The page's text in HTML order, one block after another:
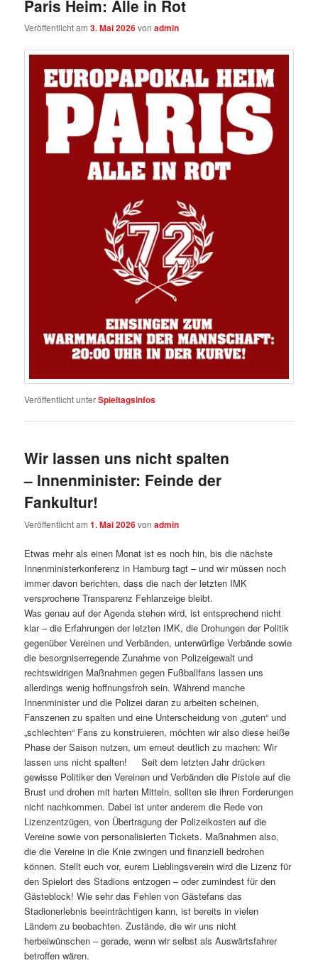
Paris Heim: Alle in Rot
Veröffentlicht am3. Mai 2026vonadmin
Veröffentlicht unterSpieltagsinfos
Wir lassen uns nicht spalten
– Innenminister: Feinde der
Fankultur!
Veröffentlicht am1. Mai 2026vonadmin
Etwas mehr als einen Monat ist es noch hin, bis die nächste
Innenministerkonferenz in Hamburg tagt – und wir müssen noch
immer davon berichten, dass die nach der letzten IMK
versprochene Transparenz Fehlanzeige bleibt.
Was genau auf der Agenda stehen wird, ist entsprechend nicht
klar – die Erfahrungen der letzten IMK, die Drohungen der Politik
gegenüber Vereinen und Verbänden, unterwürfige Verbände sowie
die besorgniserregende Zunahme von Polizeigewalt und
rechtswidrigen Maßnahmen gegen Fußballfans lassen uns
allerdings wenig hoffnungsfroh sein. Während manche
Innenminister und die Polizei daran zu arbeiten scheinen,
Fanszenen zu spalten und eine Unterscheidung von „guten“ und
„schlechten“ Fans zu konstruieren, möchten wir also diese heiße
Phase der Saison nutzen, um erneut deutlich zu machen: Wir
lassen uns nicht spalten! Seit dem letzten Jahr drücken
gewisse Politiker den Vereinen und Verbänden die Pistole auf die
Brust und drohen mit harten Mitteln, sollten sie ihren Forderungen
nicht nachkommen. Dabei ist unter anderem die Rede von
Lizenzentzügen, von Übertragung der Polizeikosten auf die
Vereine sowie von personalisierten Tickets. Maßnahmen also,
die die Vereine in die Knie zwingen und finanziell bedrohen
können. Stellt euch vor, eurem Lieblingsverein wird die Lizenz für
den Spielort des Stadions entzogen – oder zumindest für den
Gästeblock! Wie sehr das Fehlen von Gästefans das
Stadionerlebnis beeinträchtigen kann, ist bereits in vielen
Ländern zu beobachten. Zustände, die wir uns nicht
herbeiwünschen – gerade, wenn wir selbst als Auswärtsfahrer
betroffen wären.